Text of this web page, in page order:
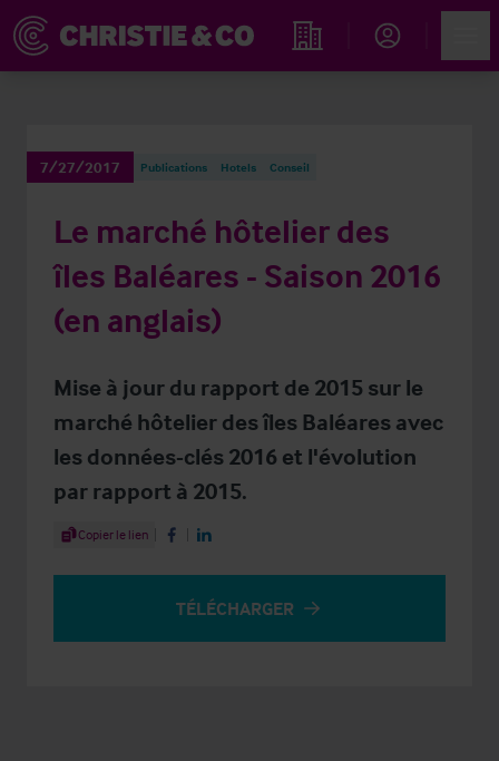
Rechercher un hôtel
7/27/2017 Publications Hotels Conseil
Le marché hôtelier des
îles Baléares - Saison 2016
(en anglais)
Mise à jour du rapport de 2015 sur le
marché hôtelier des îles Baléares avec
les données-clés 2016 et l'évolution
par rapport à 2015.
Share Article
Copier le lien Share on Facebook
Share on LinkedIn
TÉLÉCHARGER